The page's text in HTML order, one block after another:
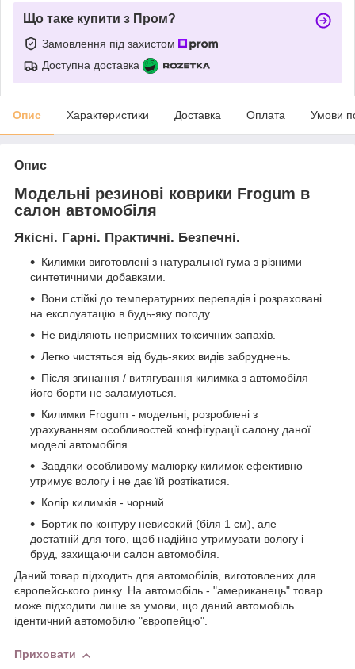
Що таке купити з Пром?
Замовлення під захистом
Доступна доставка
Опис Характеристики Доставка Оплата Умови
Опис
Модельні резинові коврики Frogum в
салон автомобіля
Якісні. Гарні. Практичні. Безпечні.
Килимки виготовлені з натуральної гума з різними
синтетичними добавками.
Вони стійкі до температурних перепадів і розраховані
на експлуатацію в будь-яку погоду.
Не виділяють неприємних токсичних запахів.
Легко чистяться від будь-яких видів забруднень.
Після згинання / витягування килимка з автомобіля
його борти не заламуються.
Килимки Frogum - модельні, розроблені з
урахуванням особливостей конфігурації салону даної
моделі автомобіля.
Завдяки особливому малюрку килимок ефективно
утримує вологу і не дає їй розтікатися.
Колір килимків - чорний.
Бортик по контуру невисокий (біля 1 см), але
достатній для того, щоб надійно утримувати вологу і
бруд, захищаючи салон автомобіля.
Даний товар підходить для автомобілів, виготовлених для
європейського ринку. На автомобіль - "американець" товар
може підходити лише за умови, що даний автомобіль
ідентичний автомобілю "європейцю".
Приховати